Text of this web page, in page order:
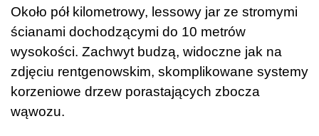
Około pół kilometrowy, lessowy jar ze stromymi
ścianami dochodzącymi do 10 metrów
wysokości. Zachwyt budzą, widoczne jak na
zdjęciu rentgenowskim, skomplikowane systemy
korzeniowe drzew porastających zbocza
wąwozu.